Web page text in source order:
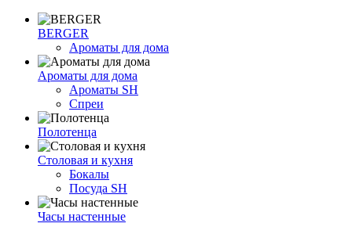
BERGER
Ароматы для дома
Ароматы для дома
Ароматы SH
Спреи
Полотенца
Столовая и кухня
Бокалы
Посуда SH
Часы настенные